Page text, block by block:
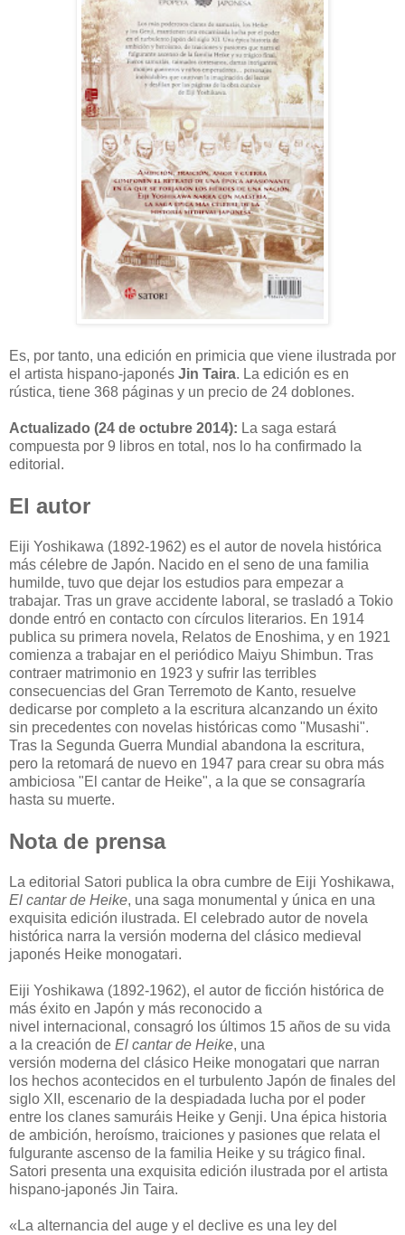
Es, por tanto, una edición en primicia que viene ilustrada por
el artista hispano-japonés Jin Taira. La edición es en
rústica, tiene 368 páginas y un precio de 24 doblones.
Actualizado (24 de octubre 2014): La saga estará
compuesta por 9 libros en total, nos lo ha confirmado la
editorial.
El autor
Eiji Yoshikawa (1892-1962) es el autor de novela histórica
más célebre de Japón. Nacido en el seno de una familia
humilde, tuvo que dejar los estudios para empezar a
trabajar. Tras un grave accidente laboral, se trasladó a Tokio
donde entró en contacto con círculos literarios. En 1914
publica su primera novela, Relatos de Enoshima, y en 1921
comienza a trabajar en el periódico Maiyu Shimbun. Tras
contraer matrimonio en 1923 y sufrir las terribles
consecuencias del Gran Terremoto de Kanto, resuelve
dedicarse por completo a la escritura alcanzando un éxito
sin precedentes con novelas históricas como "Musashi".
Tras la Segunda Guerra Mundial abandona la escritura,
pero la retomará de nuevo en 1947 para crear su obra más
ambiciosa "El cantar de Heike", a la que se consagraría
hasta su muerte.
Nota de prensa
La editorial Satori publica la obra cumbre de Eiji Yoshikawa,
El cantar de Heike, una saga monumental y única en una
exquisita edición ilustrada. El celebrado autor de novela
histórica narra la versión moderna del clásico medieval
japonés Heike monogatari.
Eiji Yoshikawa (1892-1962), el autor de ficción histórica de
más éxito en Japón y más reconocido a
nivel internacional, consagró los últimos 15 años de su vida
a la creación de El cantar de Heike, una
versión moderna del clásico Heike monogatari que narran
los hechos acontecidos en el turbulento Japón de finales del
siglo XII, escenario de la despiadada lucha por el poder
entre los clanes samuráis Heike y Genji. Una épica historia
de ambición, heroísmo, traiciones y pasiones que relata el
fulgurante ascenso de la familia Heike y su trágico final.
Satori presenta una exquisita edición ilustrada por el artista
hispano-japonés Jin Taira.
«La alternancia del auge y el declive es una ley del